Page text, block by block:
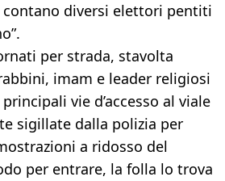
diversi elettori pentiti
per strada, stavolta
imam e leader religiosi
vie d’accesso al viale
sigillate dalla polizia per
a ridosso del
per entrare, la folla lo trova